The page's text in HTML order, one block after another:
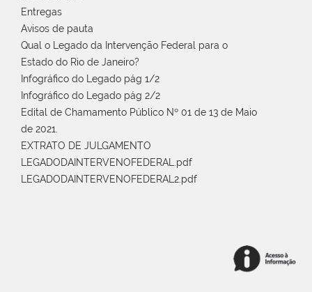
Entregas
Avisos de pauta
Qual o Legado da Intervenção Federal para o
Estado do Rio de Janeiro?
Infográfico do Legado pág 1/2
Infográfico do Legado pág 2/2
Edital de Chamamento Público Nº 01 de 13 de Maio
de 2021.
EXTRATO DE JULGAMENTO
LEGADODAINTERVENOFEDERAL.pdf
LEGADODAINTERVENOFEDERAL2.pdf